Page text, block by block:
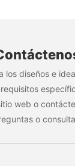
los diseños e
web o
o